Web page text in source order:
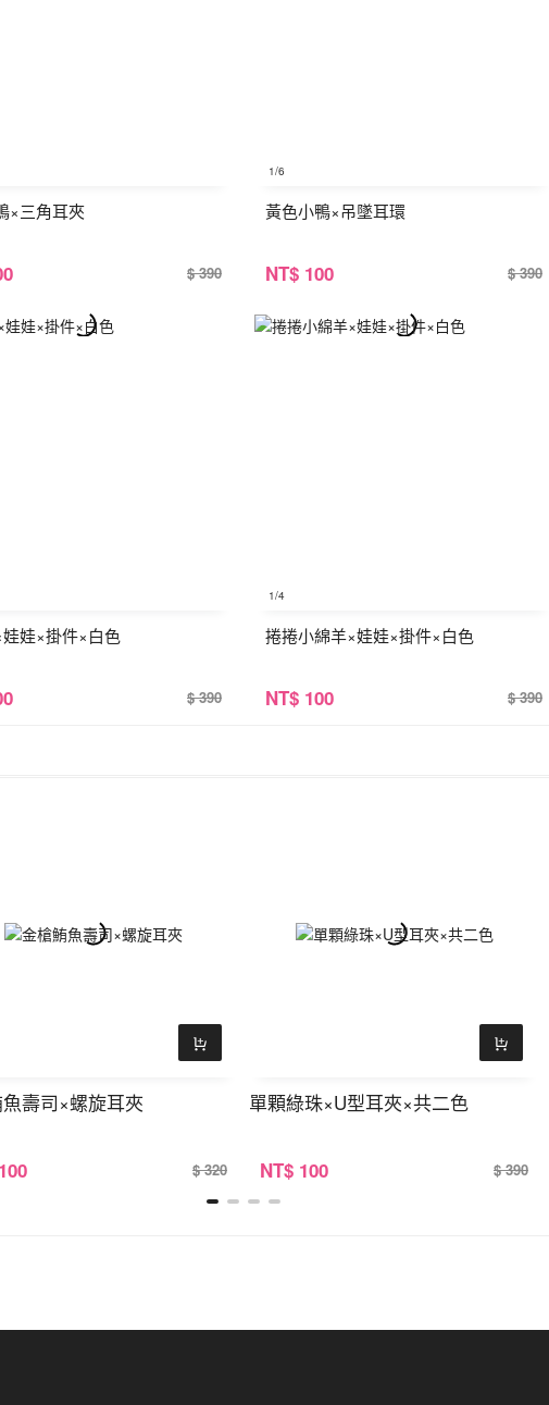
×三角耳夾
$ 390
1/6
黃色小鴨×吊墜耳環
NT$ 100 $ 390
娃×掛件×白色
$ 390
1/4
捲捲小綿羊×娃娃×掛件×白色
NT$ 100 $ 390
壽司×螺旋耳夾
$ 320
單顆綠珠×U型耳夾×共二色
NT$ 100 $ 390